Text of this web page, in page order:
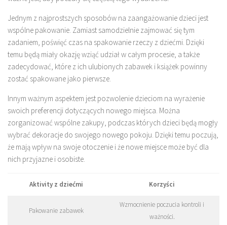
Jednym z najprostszych sposobów na zaangażowanie dzieci jest
wspólne pakowanie. Zamiast samodzielnie zajmować się tym
zadaniem, poświęć czas na spakowanie rzeczy z dziećmi. Dzięki
temu będą miały okazję wziąć udział w całym procesie, a także
zadecydować, które z ich ulubionych zabawek i książek powinny
zostać spakowane jako pierwsze.
Innym ważnym aspektem jest pozwolenie dzieciom na wyrażenie
swoich preferencji dotyczących nowego miejsca. Można
zorganizować wspólne zakupy, podczas których dzieci będą mogły
wybrać dekoracje do swojego nowego pokoju. Dzięki temu poczują,
że mają wpływ na swoje otoczenie i że nowe miejsce może być dla
nich przyjazne i osobiste.
Aktivity z dziećmi Korzyści
Pakowanie zabawek
Wzmocnienie poczucia kontroli i
ważności.